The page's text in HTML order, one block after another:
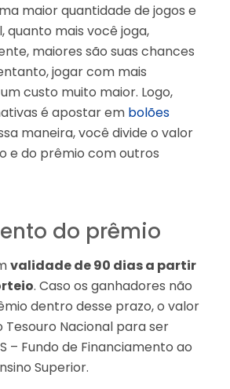
maior quantidade de jogos e
quanto mais você joga,
maiores são suas chances
jogar com mais
custo muito maior. Logo,
é apostar em bolões
maneira, você divide o valor
e do prêmio com outros
do prêmio
validade de 90 dias a partir
. Caso os ganhadores não
dentro desse prazo, o valor
Tesouro Nacional para ser
– Fundo de Financiamento ao
Superior.